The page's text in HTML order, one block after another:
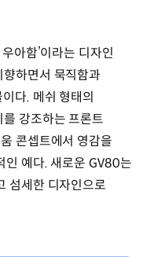
아함’이라는 디자인
하면서 묵직함과
다. 메쉬 형태의
강조하는 프론트
콘셉트에서 영감을
인 예다. 새로운 GV80는
섬세한 디자인으로